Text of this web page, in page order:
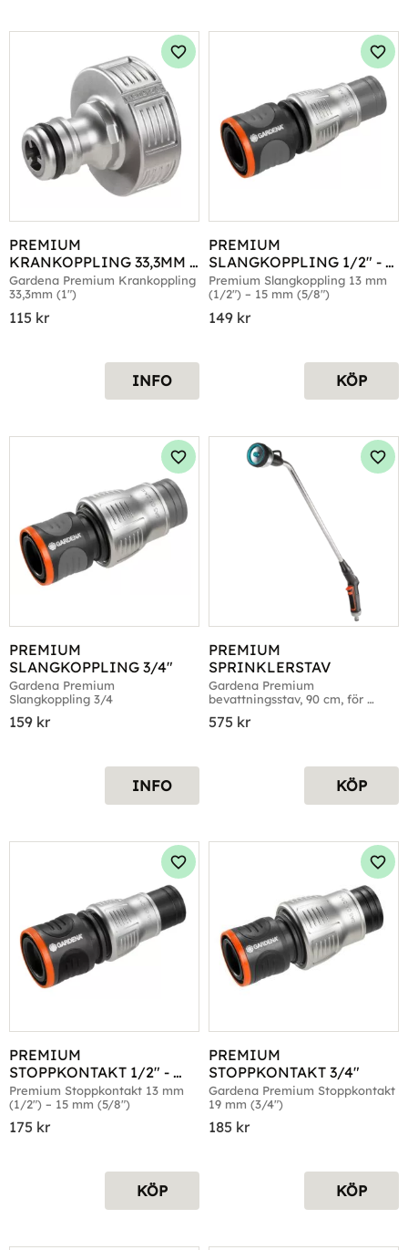
PREMIUM
KRANKOPPLING 33,3MM
(G 1")
Gardena Premium Krankoppling
33,3mm (1")
115 kr
Lägg till i favoriter
INFO
PREMIUM
SLANGKOPPLING 1/2" -
5/8"
Premium Slangkoppling 13 mm
(1/2") – 15 mm (5/8")
149 kr
KÖP
PREMIUM
SLANGKOPPLING 3/4"
Gardena Premium
Slangkoppling 3/4
159 kr
Lägg till i favoriter
INFO
PREMIUM
SPRINKLERSTAV
Gardena Premium
bevattningsstav, 90 cm, för
sprutmönster
575 kr
KÖP
PREMIUM
STOPPKONTAKT 1/2" -
5/8"
Premium Stoppkontakt 13 mm
(1/2") – 15 mm (5/8")
175 kr
Lägg till i favoriter
KÖP
PREMIUM
STOPPKONTAKT 3/4"
Gardena Premium Stoppkontakt
19 mm (3/4")
185 kr
KÖP